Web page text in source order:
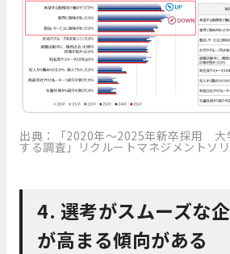
出典：「2020年～2025年新卒採用 大
する調査」リクルートマネジメントソ
4. 選考がスムーズな
が高まる傾向がある